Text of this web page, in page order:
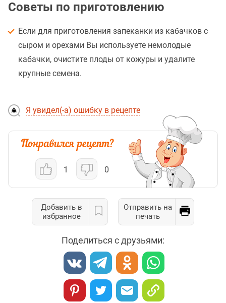
Советы по приготовлению
Если для приготовления запеканки из кабачков с
сыром и орехами Вы используете немолодые
кабачки, очистите плоды от кожуры и удалите
крупные семена.
Я увидел(-а) ошибку в рецепте
1 0
Добавить в
избранное
Отправить на
печать
Поделиться с друзьями: